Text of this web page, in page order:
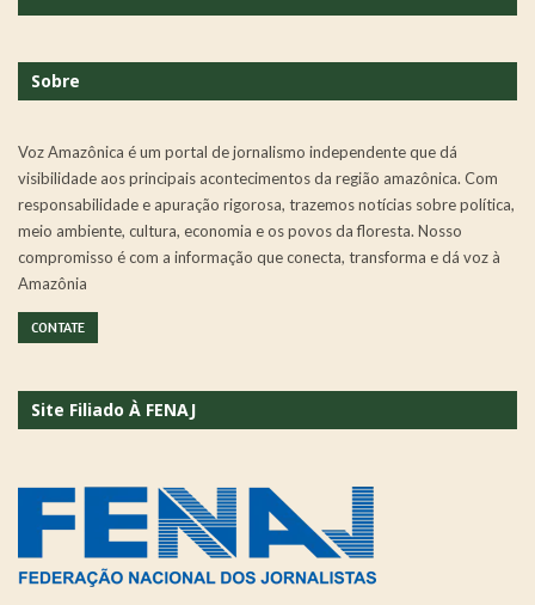
Sobre
Voz Amazônica é um portal de jornalismo independente que dá
visibilidade aos principais acontecimentos da região amazônica. Com
responsabilidade e apuração rigorosa, trazemos notícias sobre política,
meio ambiente, cultura, economia e os povos da floresta. Nosso
compromisso é com a informação que conecta, transforma e dá voz à
Amazônia
CONTATE
Site Filiado À FENAJ